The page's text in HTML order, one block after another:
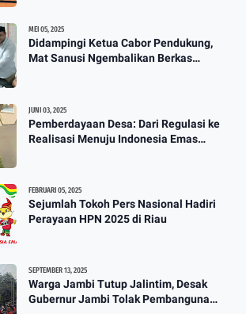
Perahu
3:57 MEI 05, 2025
Didampingi Ketua Cabor Pendukung,
Mat Sanusi Ngembalikan Berkas
JUNI 03, 2025
Pemberdayaan Desa: Dari Regulasi ke
Realisasi Menuju Indonesia Emas
FEBRUARI 05, 2025
Sejumlah Tokoh Pers Nasional Hadiri
Perayaan HPN 2025 di Riau
SEPTEMBER 13, 2025
Warga Jambi Tutup Jalintim, Desak
Gubernur Jambi Tolak Pembangunan